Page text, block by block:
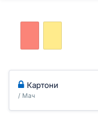
Картони
/ Мач